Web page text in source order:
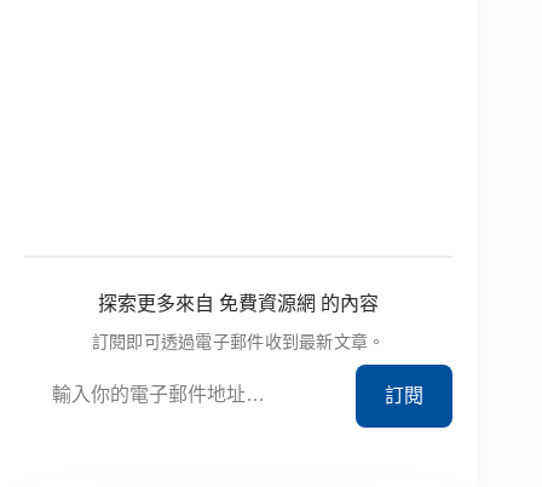
探索更多來自 免費資源網 的內容
訂閱即可透過電子郵件收到最新文章。
訂閱